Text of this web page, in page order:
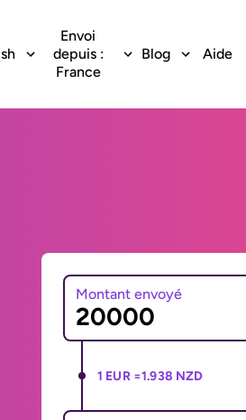
Envoi
depuis :
France
Blog Aide
Montant envoyé
1 EUR =1.938 NZD